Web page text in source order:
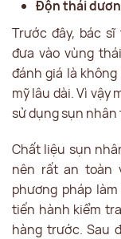
Độn thái
Trước đây, bác
đưa vào vùng
đánh giá là
mỹ lâu dài. Vì vậy
sử dụng sụn nhân
Chất liệu sụn
nên rất an toàn
phương pháp
tiến hành kiểm
hàng trước. Sau